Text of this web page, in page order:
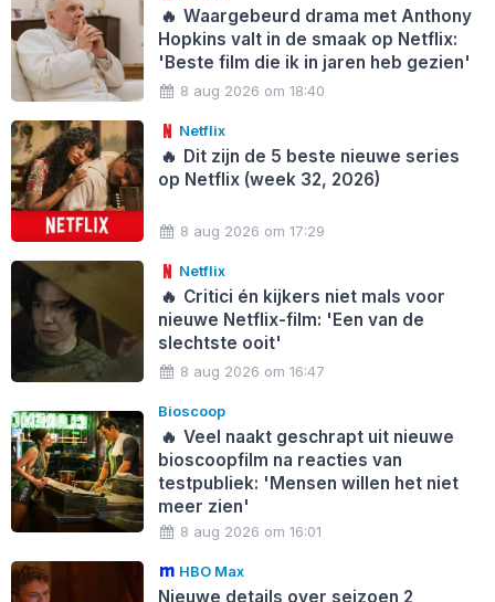
🔥 Waargebeurd drama met Anthony
Hopkins valt in de smaak op Netflix:
'Beste film die ik in jaren heb gezien'
8 aug 2026 om 18:40
Netflix
🔥 Dit zijn de 5 beste nieuwe series
op Netflix (week 32, 2026)
8 aug 2026 om 17:29
Netflix
🔥 Critici én kijkers niet mals voor
nieuwe Netflix-film: 'Een van de
slechtste ooit'
8 aug 2026 om 16:47
Bioscoop
🔥 Veel naakt geschrapt uit nieuwe
bioscoopfilm na reacties van
testpubliek: 'Mensen willen het niet
meer zien'
8 aug 2026 om 16:01
HBO Max
Nieuwe details over seizoen 2